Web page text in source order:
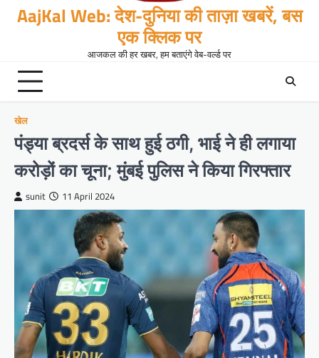
AajKal Web: देश-दुनिया की ताज़ा खबरें, बस
एक क्लिक पर
आजकल की हर खबर, हम बताएंगे वेब-वर्ल्ड पर
खेल
पंड्या ब्रदर्स के साथ हुई ठगी, भाई ने ही लगाया
करोड़ों का चूना; मुंबई पुलिस ने किया गिरफ्तार
sunit 11 April 2024